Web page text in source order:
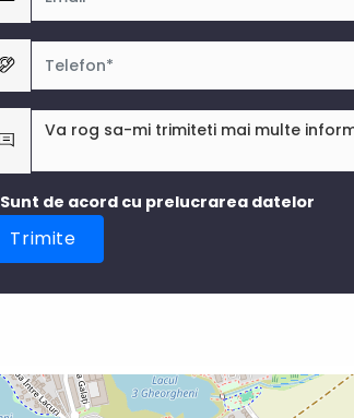
Sunt de acord cu prelucrarea datelor